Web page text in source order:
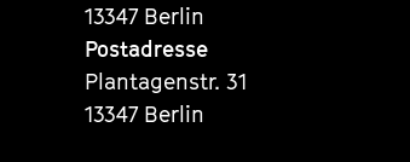
13347 Berlin
Postadresse
Plantagenstr. 31
13347 Berlin